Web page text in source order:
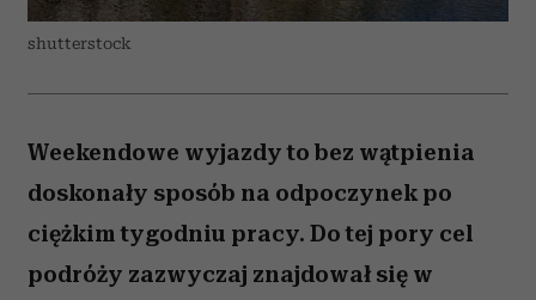
shutterstock
Weekendowe wyjazdy to bez wątpienia
doskonały sposób na odpoczynek po
ciężkim tygodniu pracy. Do tej pory cel
podróży zazwyczaj znajdował się w